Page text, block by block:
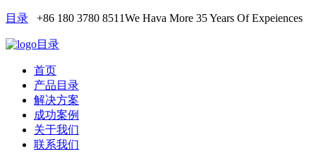
目录 +86 180 3780 8511We Hava More 35 Years Of Expeiences
目录
首页
产品目录
解决方案
成功案例
关于我们
联系我们